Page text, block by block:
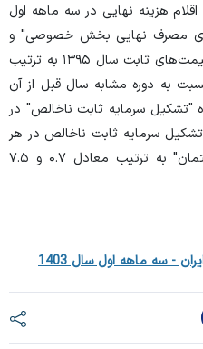
هزینه نهایی در سه ماهه اول
مصرف نهایی بخش خصوصی" و
"تشکیل سرمایه ثابت ناخالص" به قیمت‌های ثابت سال ۱۳۹۵ به ترتیب
۰.۷ و ۴.۶ درصدی نسبت به دوره مشابه سال قبل از آن
"تشکیل سرمایه ثابت ناخالص" در
تشکیل سرمایه ثابت ناخالص در هر
دو زیربخش "ماشین آلات" و "ساختمان" به ترتیب معادل ۰.۷ و ۷.۵
- سه ماهه اول سال 1403